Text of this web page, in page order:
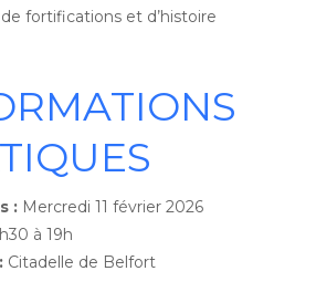
fortifications et d’histoire
: Mercredi 11 février 2026
à 19h
Citadelle de Belfort